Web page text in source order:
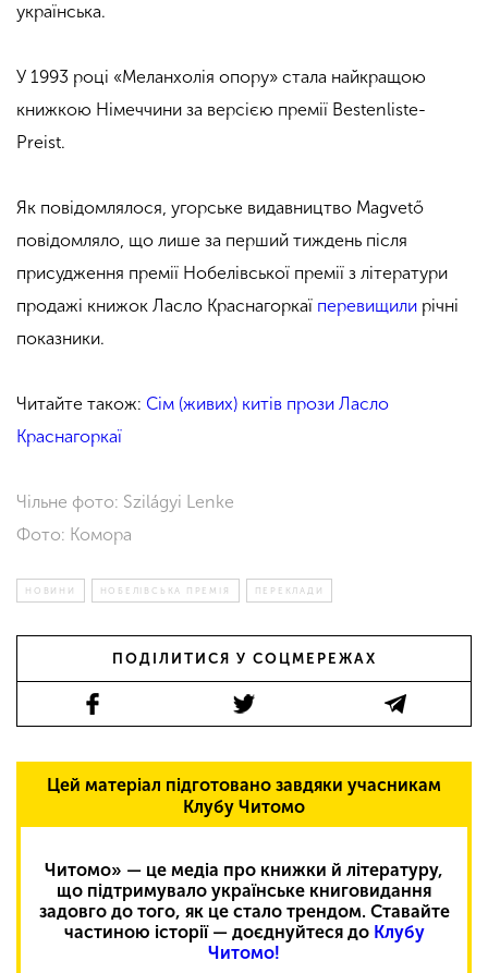
українська.
У 1993 році «Меланхолія опору» стала найкращою
книжкою Німеччини за версією премії Bestenliste-
Preist.
Як повідомлялося, угорське видавництво Magvető
повідомляло, що лише за перший тиждень після
присудження премії Нобелівської премії з літератури
продажі книжок Ласло Краснагоркаї перевищили річні
показники.
Читайте також: Сім (живих) китів прози Ласло
Краснагоркаї
Чільне фото: Szilágyi Lenke
Фото: Комора
НОВИНИ НОБЕЛІВСЬКА ПРЕМІЯ ПЕРЕКЛАДИ
ПОДІЛИТИСЯ У СОЦМЕРЕЖАХ
Цей матеріал підготовано завдяки учасникам
Клубу Читомо
Читомо» — це медіа про книжки й літературу,
що підтримувало українське книговидання
задовго до того, як це стало трендом. Ставайте
частиною історії — доєднуйтеся до Клубу
Читомо!